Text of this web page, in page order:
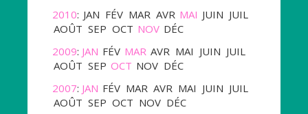
2010: JAN FÉV MAR AVR MAI JUIN JUIL
AOÛT SEP OCT NOV DÉC
2009: JAN FÉV MAR AVR MAI JUIN JUIL
AOÛT SEP OCT NOV DÉC
2007: JAN FÉV MAR AVR MAI JUIN JUIL
AOÛT SEP OCT NOV DÉC